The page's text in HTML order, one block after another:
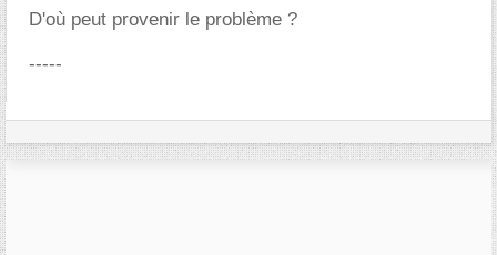
D'où peut provenir le problème ?
-----